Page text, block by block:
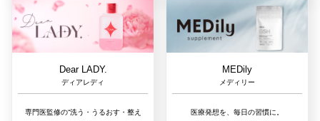
Dear LADY.
ディアレディ
専門医監修の“洗う・うるおす・整え
MEDily
メディリー
医療発想を、毎日の習慣に。